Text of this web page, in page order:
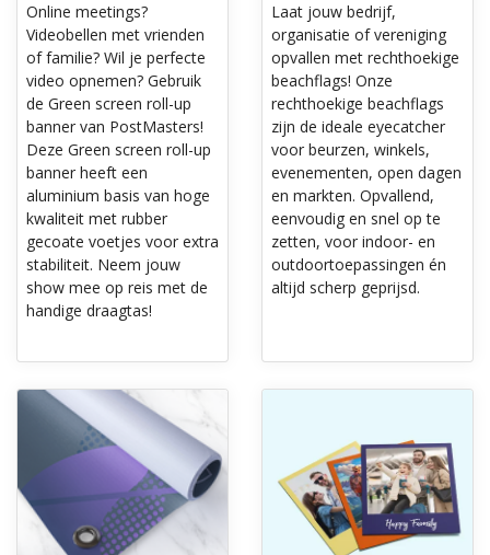
Online meetings?
Videobellen met vrienden
of familie? Wil je perfecte
video opnemen? Gebruik
de Green screen roll-up
banner van PostMasters!
Deze Green screen roll-up
banner heeft een
aluminium basis van hoge
kwaliteit met rubber
gecoate voetjes voor extra
stabiliteit. Neem jouw
show mee op reis met de
handige draagtas!
Laat jouw bedrijf,
organisatie of vereniging
opvallen met rechthoekige
beachflags! Onze
rechthoekige beachflags
zijn de ideale eyecatcher
voor beurzen, winkels,
evenementen, open dagen
en markten. Opvallend,
eenvoudig en snel op te
zetten, voor indoor- en
outdoortoepassingen én
altijd scherp geprijsd.
Ontdek meer Standaard spandoeken